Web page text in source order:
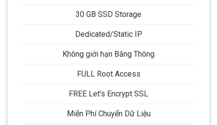
30 GB SSD Storage
Dedicated/Static IP
Không giới hạn Băng Thông
FULL Root Access
FREE Let's Encrypt SSL
Miễn Phí Chuyển Dữ Liệu